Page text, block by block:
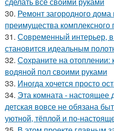
30. Ремонт загородного
преимущества комплексного
31. Современный интерьер,
становится идеальным
32. Сохраните на отоплении:
водяной пол своими руками
33. Иногда хочется просто
34. Эта комната - настоящее
детская вовсе не обязана
уютной, тёплой и по-